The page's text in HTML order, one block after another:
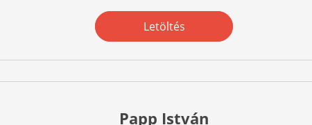
Letöltés
Papp István